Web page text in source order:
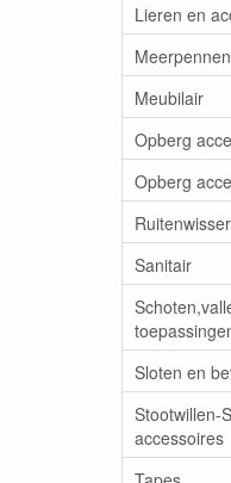
Lieren en
Meubilair
Opberg
Opberg
Sanitair
Sloten en
Stootwillen-
accessoires